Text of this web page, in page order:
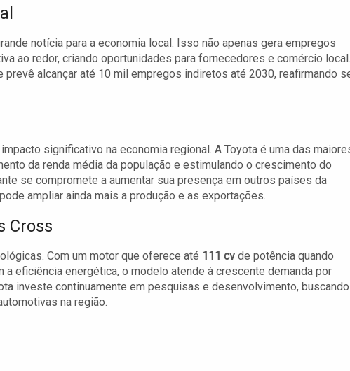
notícia para a economia local. Isso não apenas gera empregos
ao redor, criando oportunidades para fornecedores e comércio
prevê alcançar até 10 mil empregos indiretos até 2030, reafirmando
significativo na economia regional. A Toyota é uma das
da renda média da população e estimulando o crescimento do
se compromete a aumentar sua presença em outros países da
ampliar ainda mais a produção e as exportações.
Cross
Com um motor que oferece até 111 cv de potência quando
eficiência energética, o modelo atende à crescente demanda por
investe continuamente em pesquisas e desenvolvimento, buscando
na região.